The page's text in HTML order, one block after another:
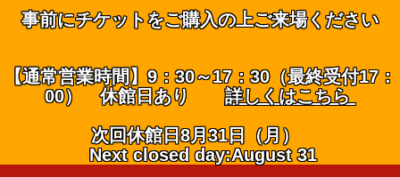
事前にチケットをご購入の上ご来場ください
【通常営業時間】9：30～17：30（最終受付17：
00） 休館日あり詳しくはこちら
次回休館日8月31日（月）
Next closed day:August 31